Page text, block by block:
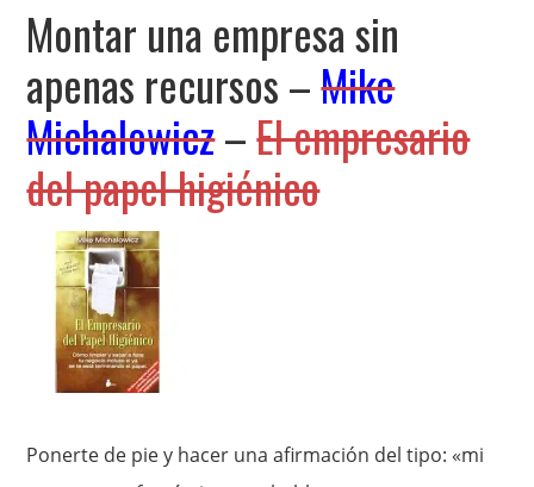
Montar una empresa sin
apenas recursos –Mike
Michalowicz–El empresario
del papel higiénico
Ponerte de pie y hacer una afirmación del tipo: «mi